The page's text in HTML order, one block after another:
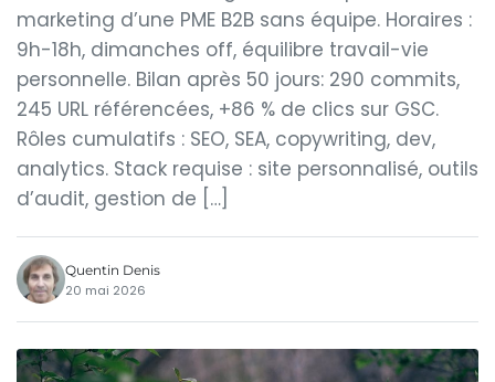
marketing d’une PME B2B sans équipe. Horaires :
9h-18h, dimanches off, équilibre travail-vie
personnelle. Bilan après 50 jours: 290 commits,
245 URL référencées, +86 % de clics sur GSC.
Rôles cumulatifs : SEO, SEA, copywriting, dev,
analytics. Stack requise : site personnalisé, outils
d’audit, gestion de […]
Quentin Denis
20 mai 2026